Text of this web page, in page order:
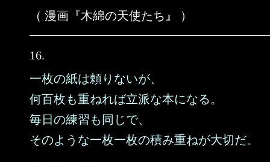
（ 漫画『木綿の天使たち』 ）
16.
一枚の紙は頼りないが、
何百枚も重ねれば立派な本になる。
毎日の練習も同じで、
そのような一枚一枚の積み重ねが大切だ。